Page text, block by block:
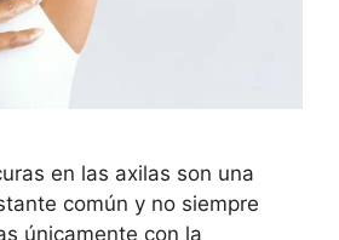
en las axilas son una
común y no siempre
únicamente con la